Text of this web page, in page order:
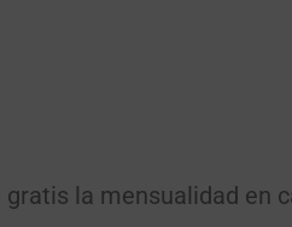
la mensualidad en